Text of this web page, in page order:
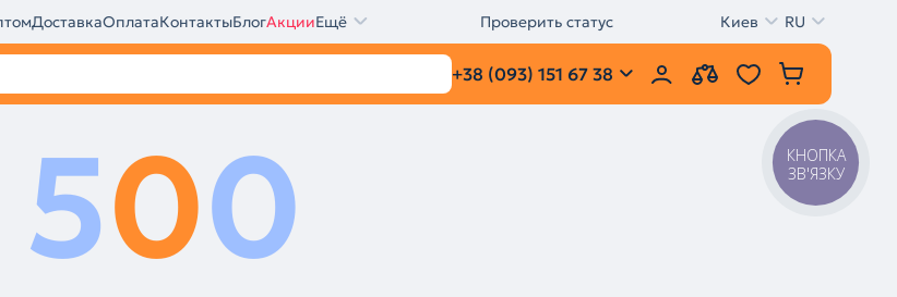
ДоставкаОплатаКонтактыБлогАкцииЕщё Проверить статус Киев RU
+38 (093) 151 67 38
500
КНОПКА
ЗВ'ЯЗКУ